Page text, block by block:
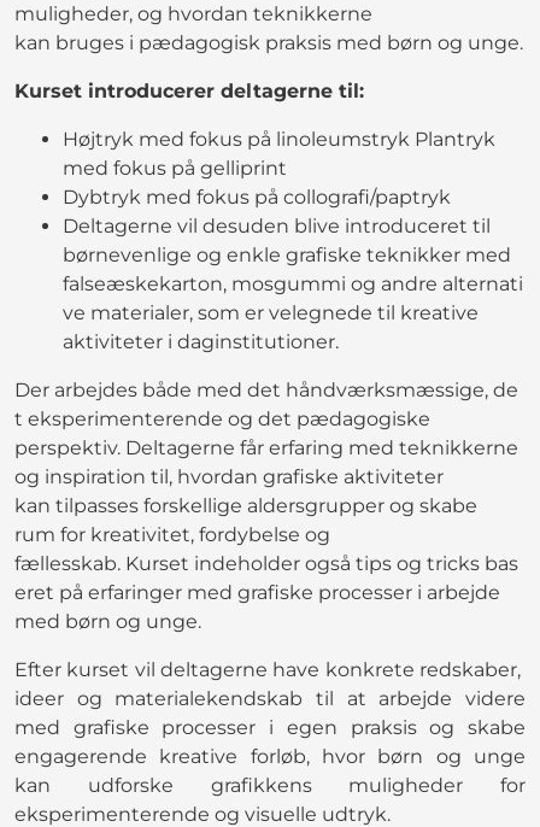
muligheder, og hvordan teknikkerne
kan bruges i pædagogisk praksis med børn og unge.
Kurset introducerer deltagerne til:
Højtryk med fokus på linoleumstryk Plantryk
med fokus på gelliprint
Dybtryk med fokus på collografi/paptryk
Deltagerne vil desuden blive introduceret til
børnevenlige og enkle grafiske teknikker med
falseæskekarton, mosgummi og andre alternati
ve materialer, som er velegnede til kreative
aktiviteter i daginstitutioner.
Der arbejdes både med det håndværksmæssige, de
t eksperimenterende og det pædagogiske
perspektiv. Deltagerne får erfaring med teknikkerne
og inspiration til, hvordan grafiske aktiviteter
kan tilpasses forskellige aldersgrupper og skabe
rum for kreativitet, fordybelse og
fællesskab. Kurset indeholder også tips og tricks bas
eret på erfaringer med grafiske processer i arbejde
med børn og unge.
Efter kurset vil deltagerne have konkrete redskaber,
ideer og materialekendskab til at arbejde videre
med grafiske processer i egen praksis og skabe
engagerende kreative forløb, hvor børn og unge
kan udforske grafikkens muligheder for
eksperimenterende og visuelle udtryk.